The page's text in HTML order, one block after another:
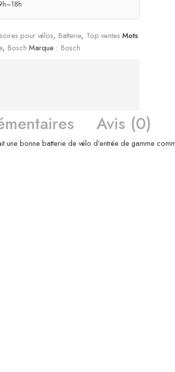
pour vélos, Batterie, Top ventes Mots
, Bosch Marque : Bosch
Avis (0)
bonne batterie de vélo d’entrée de gamme